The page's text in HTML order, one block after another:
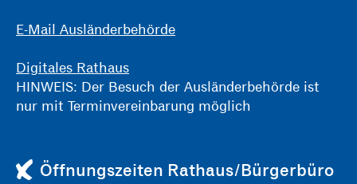
E-Mail Ausländerbehörde
Digitales Rathaus
HINWEIS: Der Besuch der Ausländerbehörde ist
nur mit Terminvereinbarung möglich
Öffnungszeiten Rathaus/Bürgerbüro